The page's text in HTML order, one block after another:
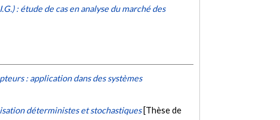
: étude de cas en analyse du marché des
: application dans des systèmes
déterministes et stochastiques [Thèse de